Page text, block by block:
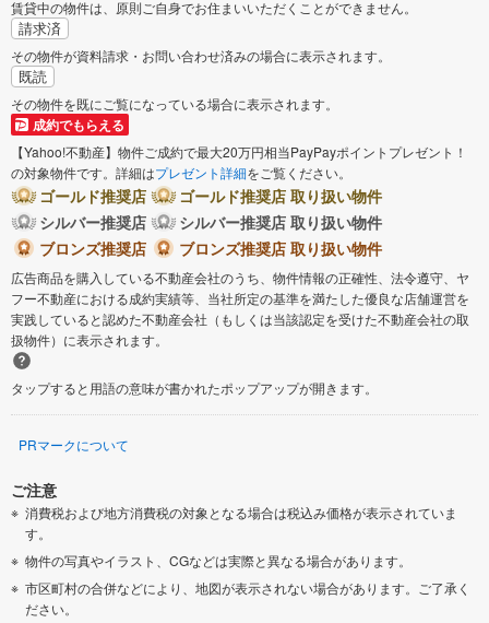
賃貸中の物件は、原則ご自身でお住まいいただくことができません。
請求済
その物件が資料請求・お問い合わせ済みの場合に表示されます。
既読
その物件を既にご覧になっている場合に表示されます。
成約でもらえる
【Yahoo!不動産】物件ご成約で最大20万円相当PayPayポイントプレゼント！
の対象物件です。詳細はプレゼント詳細をご覧ください。
ゴールド推奨店
ゴールド推奨店 取り扱い物件
シルバー推奨店
シルバー推奨店 取り扱い物件
ブロンズ推奨店
ブロンズ推奨店 取り扱い物件
広告商品を購入している不動産会社のうち、物件情報の正確性、法令遵守、ヤ
フー不動産における成約実績等、当社所定の基準を満たした優良な店舗運営を
実践していると認めた不動産会社（もしくは当該認定を受けた不動産会社の取
扱物件）に表示されます。
タップすると用語の意味が書かれたポップアップが開きます。
PRマークについて
ご注意
消費税および地方消費税の対象となる場合は税込み価格が表示されていま
す。
物件の写真やイラスト、CGなどは実際と異なる場合があります。
市区町村の合併などにより、地図が表示されない場合があります。ご了承く
ださい。